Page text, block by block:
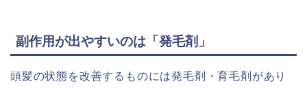
副作用が出やすいのは「発毛剤」
頭髪の状態を改善するものには発毛剤・育毛剤があり